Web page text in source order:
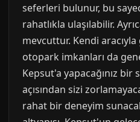
seferleri bulunur, bu
rahatlıkla ulaşılabilir.
mevcuttur. Kendi
otopark imkanları da
Kepsut'a yapacağınız bir
açısından sizi
rahat bir deneyim